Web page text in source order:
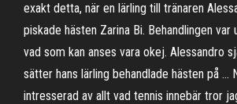
exakt detta, när en lärling till tränaren
piskade hästen Zarina Bi. Behandlingen var
vad som kan anses vara okej. Alessandro
sätter hans lärling behandlade hästen på …
intresserad av allt vad tennis innebär tror